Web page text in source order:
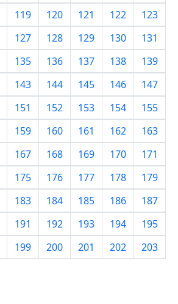
119 120 121 122
123
127 128 129 130
131
135 136 137 138
139
143 144 145 146
147
151 152 153 154
155
159 160 161 162
163
167 168 169 170
171
175 176 177 178
179
183 184 185 186
187
191 192 193 194
195
199 200 201 202
203